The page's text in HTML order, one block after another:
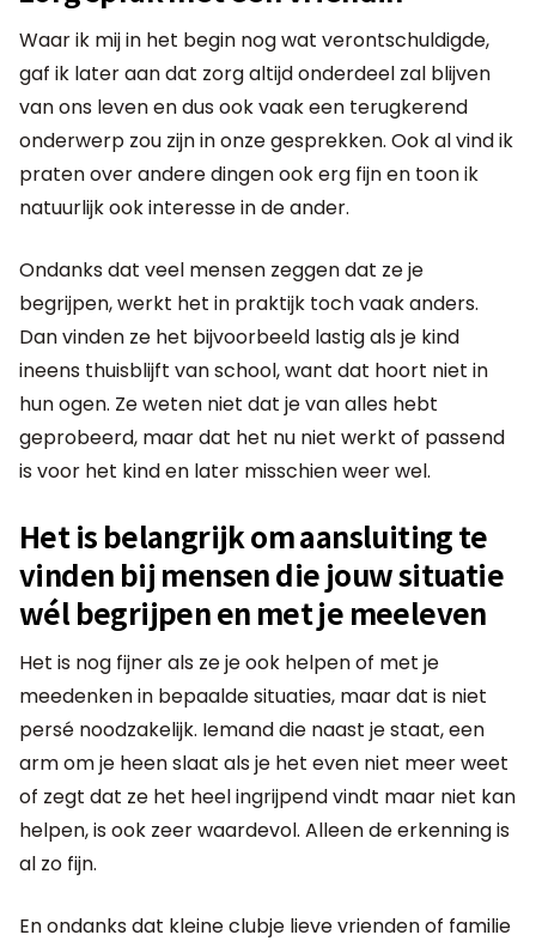
Waar ik mij in het begin nog wat verontschuldigde,
gaf ik later aan dat zorg altijd onderdeel zal blijven
van ons leven en dus ook vaak een terugkerend
onderwerp zou zijn in onze gesprekken. Ook al vind ik
praten over andere dingen ook erg fijn en toon ik
natuurlijk ook interesse in de ander.
Ondanks dat veel mensen zeggen dat ze je
begrijpen, werkt het in praktijk toch vaak anders.
Dan vinden ze het bijvoorbeeld lastig als je kind
ineens thuisblijft van school, want dat hoort niet in
hun ogen. Ze weten niet dat je van alles hebt
geprobeerd, maar dat het nu niet werkt of passend
is voor het kind en later misschien weer wel.
Het is belangrijk om aansluiting te
vinden bij mensen die jouw situatie
wél begrijpen en met je meeleven
Het is nog fijner als ze je ook helpen of met je
meedenken in bepaalde situaties, maar dat is niet
persé noodzakelijk. Iemand die naast je staat, een
arm om je heen slaat als je het even niet meer weet
of zegt dat ze het heel ingrijpend vindt maar niet kan
helpen, is ook zeer waardevol. Alleen de erkenning is
al zo fijn.
En ondanks dat kleine clubje lieve vrienden of familie